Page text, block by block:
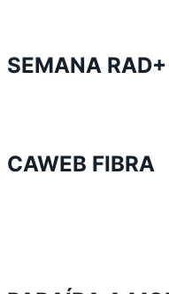
SEMANA RAD+
CAWEB FIBRA